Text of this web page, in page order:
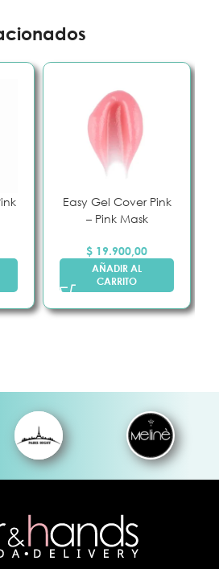
Easy Gel Cover Pink
– Pink Mask
$ 19.900,00
AÑADIR AL
CARRITO